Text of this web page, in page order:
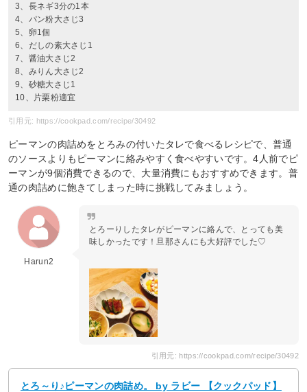
3、長ネギ3分の1本
4、パン粉大さじ3
5、卵1個
6、だしの素大さじ1
7、醤油大さじ2
8、みりん大さじ2
9、砂糖大さじ1
10、片栗粉適宜
引用元: https://cookpad.com/recipe/30492
ピーマンの肉詰めをとろみの付いたタレで食べるレシピで、普通
のソースよりもピーマンに絡みやすく食べやすいです。4人前でピ
ーマンが9個消費できるので、大量消費にもおすすめできます。普
通の肉詰めに飽きてしまった時に挑戦してみましょう。
Harun2
とろーりしたタレがピーマンに絡んで、とっても美
味しかったです！旦那さんにも大好評でした♡
引用元: https://cookpad.com/recipe/30492
とろ～り♪ピーマンの肉詰め。 by ラビー 【クックパッド】